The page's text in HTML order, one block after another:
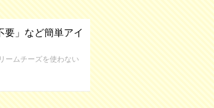
」など簡単アイ
ームチーズを使わない